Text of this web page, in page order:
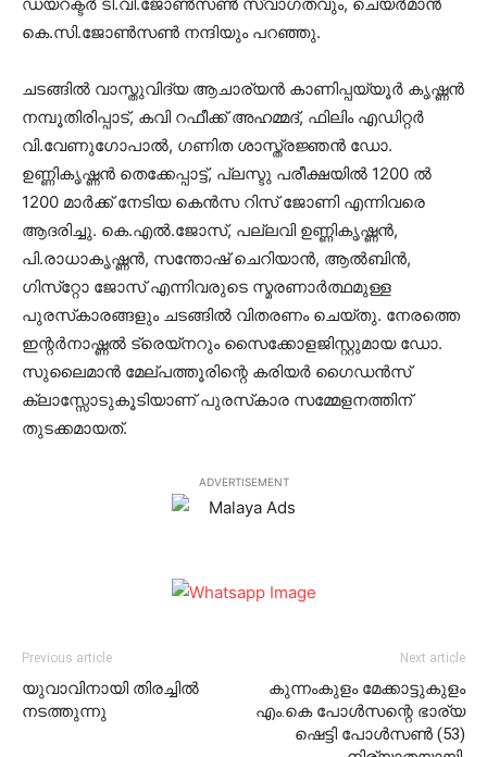
കെ.സി.ജോണ്‍സണ്‍ നന്ദിയും പറഞ്ഞു.
ചടങ്ങില്‍ വാസ്തുവിദ്യ ആചാര്യന്‍ കാണിപ്പയ്യൂര്‍ കൃഷ്ണന്‍
നമ്പൂതിരിപ്പാട്, കവി റഫീക്ക് അഹമ്മദ്, ഫിലിം എഡിറ്റര്‍
വി.വേണുഗോപാല്‍, ഗണിത ശാസ്ത്രജ്ഞന്‍ ഡോ.
ഉണ്ണികൃഷ്ണന്‍ തെക്കേപ്പാട്ട്, പ്ലസ്ടു പരീക്ഷയില്‍ 1200 ല്‍
1200 മാര്‍ക്ക് നേടിയ കെന്‍സ റിസ് ജോണി എന്നിവരെ
ആദരിച്ചു. കെ.എല്‍.ജോസ്, പല്ലവി ഉണ്ണികൃഷ്ണന്‍,
പി.രാധാകൃഷ്ണന്‍, സന്തോഷ് ചെറിയാന്‍, ആല്‍ബിന്‍,
ഗിസ്‌റ്റോ ജോസ് എന്നിവരുടെ സ്മരണാര്‍ത്ഥമുള്ള
പുരസ്‌കാരങ്ങളും ചടങ്ങില്‍ വിതരണം ചെയ്തു. നേരത്തെ
ഇന്റര്‍നാഷ്ണല്‍ ട്രെയ്‌നറും സൈക്കോളജിസ്റ്റുമായ ഡോ.
സുലൈമാന്‍ മേല്പത്തൂരിന്റെ കരിയര്‍ ഗൈഡന്‍സ്
ക്ലാസ്സോടുകൂടിയാണ് പുരസ്‌കാര സമ്മേളനത്തിന്
തുടക്കമായത്.
ADVERTISEMENT
Previous article
യുവാവിനായി തിരച്ചില്‍
നടത്തുന്നു
Next article
കുന്നംകുളം മേക്കാട്ടുകുളം
എം.കെ പോള്‍സന്റെ ഭാര്യ
ഷെട്ടി പോള്‍സണ്‍ (53)